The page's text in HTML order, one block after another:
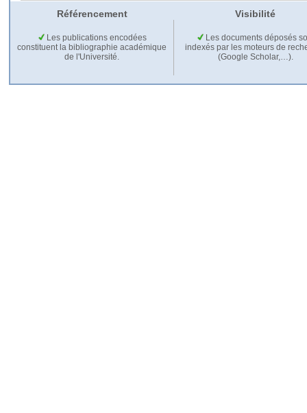
Référencement Visibilité
Les publications encodées
constituent la bibliographie académique
de l'Université.
Les documents déposés
indexés par les moteurs de
(Google Scholar,…).